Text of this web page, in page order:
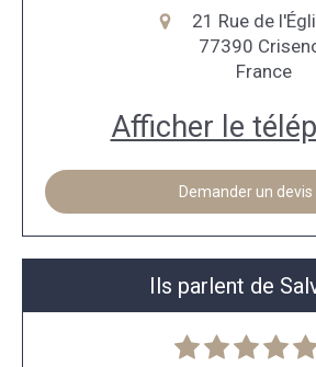
21 Rue de
77390
France
Afficher le
Demander un devis
Ils parlent de